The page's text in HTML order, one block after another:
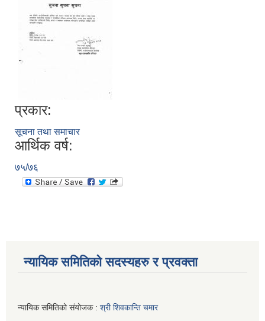
प्रकार:
सूचना तथा समाचार
आर्थिक वर्ष:
७५/७६
न्यायिक समितिको सदस्यहरु र प्रवक्ता
न्यायिक समितिको संयोजक : श्री शिवकान्ति चमार